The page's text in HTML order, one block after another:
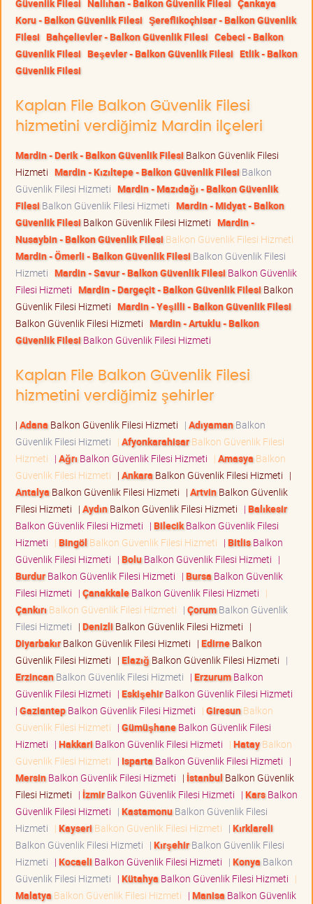
Güvenlik Filesi Nallıhan - Balkon Güvenlik Filesi Çankaya
Koru - Balkon Güvenlik Filesi Şereflikoçhisar - Balkon Güvenlik
Filesi Bahçelievler - Balkon Güvenlik Filesi Cebeci - Balkon
Güvenlik Filesi Beşevler - Balkon Güvenlik Filesi Etlik - Balkon
Güvenlik Filesi
Kaplan File Balkon Güvenlik Filesi
hizmetini verdiğimiz Mardin ilçeleri
Mardin - Derik - Balkon Güvenlik Filesi Balkon Güvenlik Filesi
Hizmeti Mardin - Kızıltepe - Balkon Güvenlik Filesi Balkon
Güvenlik Filesi Hizmeti Mardin - Mazıdağı - Balkon Güvenlik
Filesi Balkon Güvenlik Filesi Hizmeti Mardin - Midyat - Balkon
Güvenlik Filesi Balkon Güvenlik Filesi Hizmeti Mardin -
Nusaybin - Balkon Güvenlik Filesi Balkon Güvenlik Filesi Hizmeti
Mardin - Ömerli - Balkon Güvenlik Filesi Balkon Güvenlik Filesi
Hizmeti Mardin - Savur - Balkon Güvenlik Filesi Balkon Güvenlik
Filesi Hizmeti Mardin - Dargeçit - Balkon Güvenlik Filesi Balkon
Güvenlik Filesi Hizmeti Mardin - Yeşilli - Balkon Güvenlik Filesi
Balkon Güvenlik Filesi Hizmeti Mardin - Artuklu - Balkon
Güvenlik Filesi Balkon Güvenlik Filesi Hizmeti
Kaplan File Balkon Güvenlik Filesi
hizmetini verdiğimiz şehirler
| Adana Balkon Güvenlik Filesi Hizmeti | AdıyamanBalkon
Güvenlik Filesi Hizmeti | AfyonkarahisarBalkon Güvenlik Filesi
Hizmeti | Ağrı Balkon Güvenlik Filesi Hizmeti | Amasya Balkon
Güvenlik Filesi Hizmeti | Ankara Balkon Güvenlik Filesi Hizmeti |
Antalya Balkon Güvenlik Filesi Hizmeti | ArtvinBalkon Güvenlik
Filesi Hizmeti | AydınBalkon Güvenlik Filesi Hizmeti | Balıkesir
Balkon Güvenlik Filesi Hizmeti | BilecikBalkon Güvenlik Filesi
Hizmeti | Bingöl Balkon Güvenlik Filesi Hizmeti | BitlisBalkon
Güvenlik Filesi Hizmeti | BoluBalkon Güvenlik Filesi Hizmeti |
BurdurBalkon Güvenlik Filesi Hizmeti | Bursa Balkon Güvenlik
Filesi Hizmeti | ÇanakkaleBalkon Güvenlik Filesi Hizmeti |
Çankırı Balkon Güvenlik Filesi Hizmeti | ÇorumBalkon Güvenlik
Filesi Hizmeti | Denizli Balkon Güvenlik Filesi Hizmeti |
DiyarbakırBalkon Güvenlik Filesi Hizmeti | EdirneBalkon
Güvenlik Filesi Hizmeti | Elazığ Balkon Güvenlik Filesi Hizmeti |
ErzincanBalkon Güvenlik Filesi Hizmeti | ErzurumBalkon
Güvenlik Filesi Hizmeti | EskişehirBalkon Güvenlik Filesi Hizmeti
| GaziantepBalkon Güvenlik Filesi Hizmeti | GiresunBalkon
Güvenlik Filesi Hizmeti | GümüşhaneBalkon Güvenlik Filesi
Hizmeti | Hakkari Balkon Güvenlik Filesi Hizmeti | HatayBalkon
Güvenlik Filesi Hizmeti | Isparta Balkon Güvenlik Filesi Hizmeti |
MersinBalkon Güvenlik Filesi Hizmeti | İstanbul Balkon Güvenlik
Filesi Hizmeti | İzmirBalkon Güvenlik Filesi Hizmeti | KarsBalkon
Güvenlik Filesi Hizmeti | KastamonuBalkon Güvenlik Filesi
Hizmeti | Kayseri Balkon Güvenlik Filesi Hizmeti | Kırklareli
Balkon Güvenlik Filesi Hizmeti | KırşehirBalkon Güvenlik Filesi
Hizmeti | Kocaeli Balkon Güvenlik Filesi Hizmeti | Konya Balkon
Güvenlik Filesi Hizmeti | Kütahya Balkon Güvenlik Filesi Hizmeti |
Malatya Balkon Güvenlik Filesi Hizmeti | Manisa Balkon Güvenlik